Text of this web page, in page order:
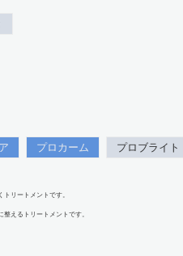
プロカーム プロブライト
リートメントです。
えるトリートメントです。